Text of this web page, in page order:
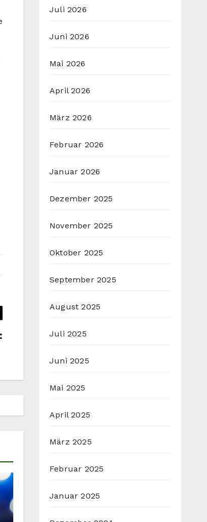
Juli 2026
Juni 2026
Mai 2026
April 2026
März 2026
Februar 2026
Januar 2026
Dezember 2025
November 2025
Oktober 2025
September 2025
August 2025
Juli 2025
Juni 2025
Mai 2025
April 2025
März 2025
Februar 2025
Januar 2025